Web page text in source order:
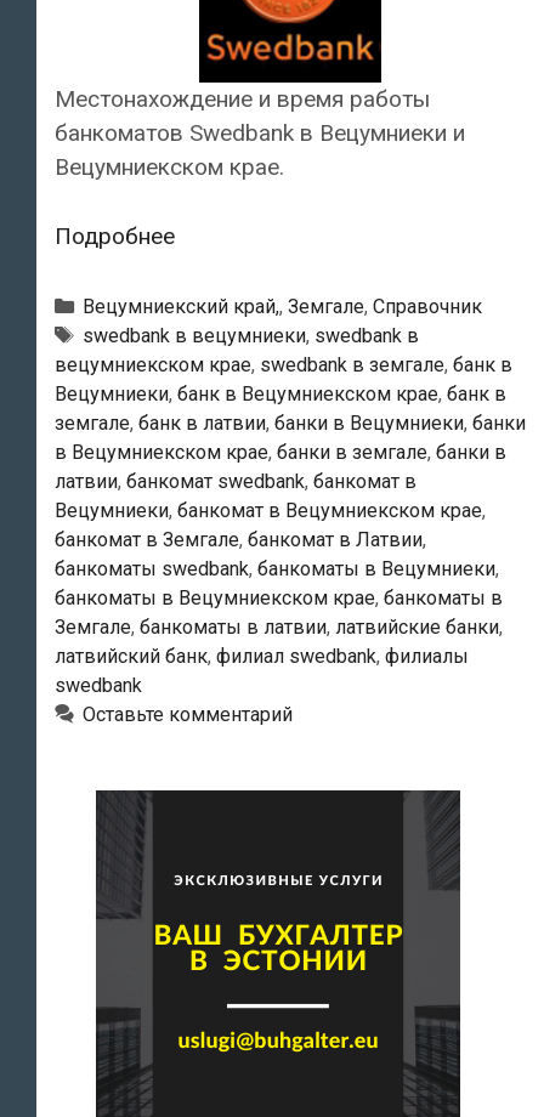
Местонахождение и время работы
банкоматов Swedbank в Вецумниеки и
Вецумниекском крае.
ПодробнееSwedbank
Банкоматы
в
Вецумниеки
Рубрики
Вецумниекский край,, Земгале, Справочник
Тэги
swedbank в вецумниеки, swedbank в
вецумниекском крае, swedbank в земгале, банк в
Вецумниеки, банк в Вецумниекском крае, банк в
земгале, банк в латвии, банки в Вецумниеки, банки
в Вецумниекском крае, банки в земгале, банки в
латвии, банкомат swedbank, банкомат в
Вецумниеки, банкомат в Вецумниекском крае,
банкомат в Земгале, банкомат в Латвии,
банкоматы swedbank, банкоматы в Вецумниеки,
банкоматы в Вецумниекском крае, банкоматы в
Земгале, банкоматы в латвии, латвийские банки,
латвийский банк, филиал swedbank, филиалы
swedbank
Оставьте комментарий